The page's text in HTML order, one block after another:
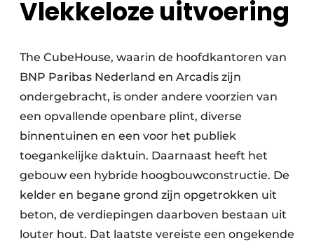
Vlekkeloze uitvoering
The CubeHouse, waarin de hoofdkantoren van
BNP Paribas Nederland en Arcadis zijn
ondergebracht, is onder andere voorzien van
een opvallende openbare plint, diverse
binnentuinen en een voor het publiek
toegankelijke daktuin. Daarnaast heeft het
gebouw een hybride hoogbouwconstructie. De
kelder en begane grond zijn opgetrokken uit
beton, de verdiepingen daarboven bestaan uit
louter hout. Dat laatste vereiste een ongekende